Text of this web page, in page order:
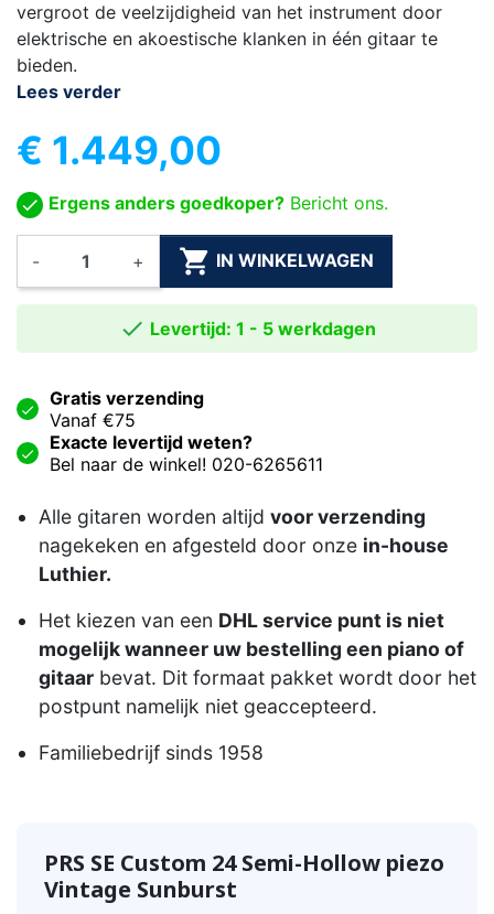
vergroot de veelzijdigheid van het instrument door
elektrische en akoestische klanken in één gitaar te
bieden.
Lees verder
€ 1.449,00
Ergens anders goedkoper? Bericht ons.
- +  IN WINKELWAGEN
 Levertijd: 1 - 5 werkdagen
Gratis verzending
Vanaf €75
Exacte levertijd weten?
Bel naar de winkel! 020-6265611
Alle gitaren worden altijd voor verzending
nagekeken en afgesteld door onze in-house
Luthier.
Het kiezen van een DHL service punt is niet
mogelijk wanneer uw bestelling een piano of
gitaar bevat. Dit formaat pakket wordt door het
postpunt namelijk niet geaccepteerd.
Familiebedrijf sinds 1958
PRS SE Custom 24 Semi-Hollow piezo
Vintage Sunburst